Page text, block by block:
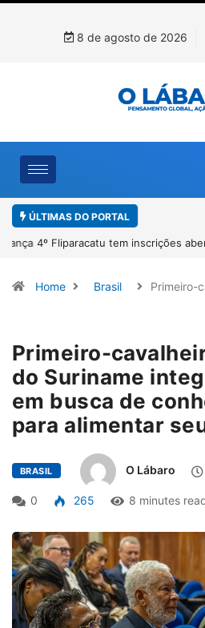
8 de agosto de 2026
ÚLTIMAS DO PORTAL
4º Fliparacatu tem inscrições abertas
Home Brasil Primeiro-
Primeiro-
do Suriname
em busca de
para alimentar
BRASIL O Lábaro
0 265 8 minutes